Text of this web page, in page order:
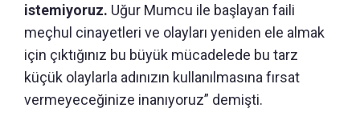
istemiyoruz. Uğur Mumcu ile başlayan faili
meçhul cinayetleri ve olayları yeniden ele almak
için çıktığınız bu büyük mücadelede bu tarz
küçük olaylarla adınızın kullanılmasına fırsat
vermeyeceğinize inanıyoruz” demişti.